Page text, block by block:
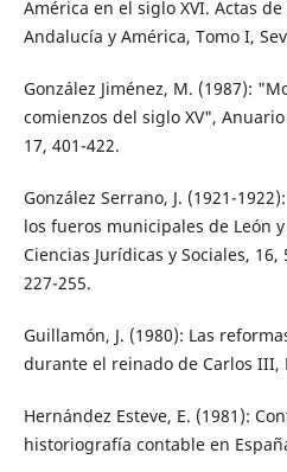
América en el siglo XVI. Actas
Andalucía y América, Tomo I,
González Jiménez, M. (1987):
comienzos del siglo XV",
17, 401-422.
González Serrano, J. (1921-
los fueros municipales de León
Ciencias Jurídicas y Sociales, 16,
227-255.
Guillamón, J. (1980): Las
durante el reinado de Carlos III,
Hernández Esteve, E. (1981):
historiografía contable en